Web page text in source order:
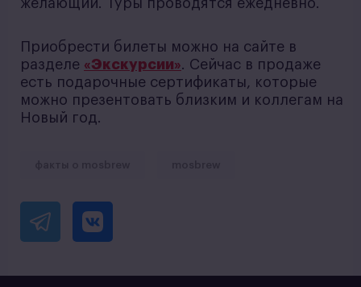
желающий. Туры проводятся ежедневно.
Приобрести билеты можно на сайте в
разделе «Экскурсии». Сейчас в продаже
есть подарочные сертификаты, которые
можно презентовать близким и коллегам на
Новый год.